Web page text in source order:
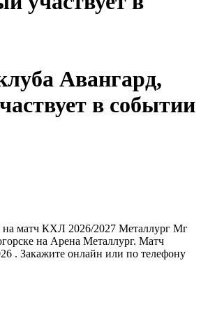
матч КХЛ 2026/2027 Металлург Мг
на Арена Металлург. Матч
. Закажите онлайн или по телефону